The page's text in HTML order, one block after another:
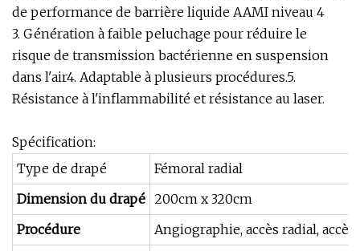
de performance de barrière liquide AAMI niveau 4
3. Génération à faible peluchage pour réduire le
risque de transmission bactérienne en suspension
dans l'air4. Adaptable à plusieurs procédures.5.
Résistance à l'inflammabilité et résistance au laser.
Spécification:
Type de drapé
Fémoral radial
Dimension du drapé 200cm x 320cm
Procédure
Angiographie, accès radial,